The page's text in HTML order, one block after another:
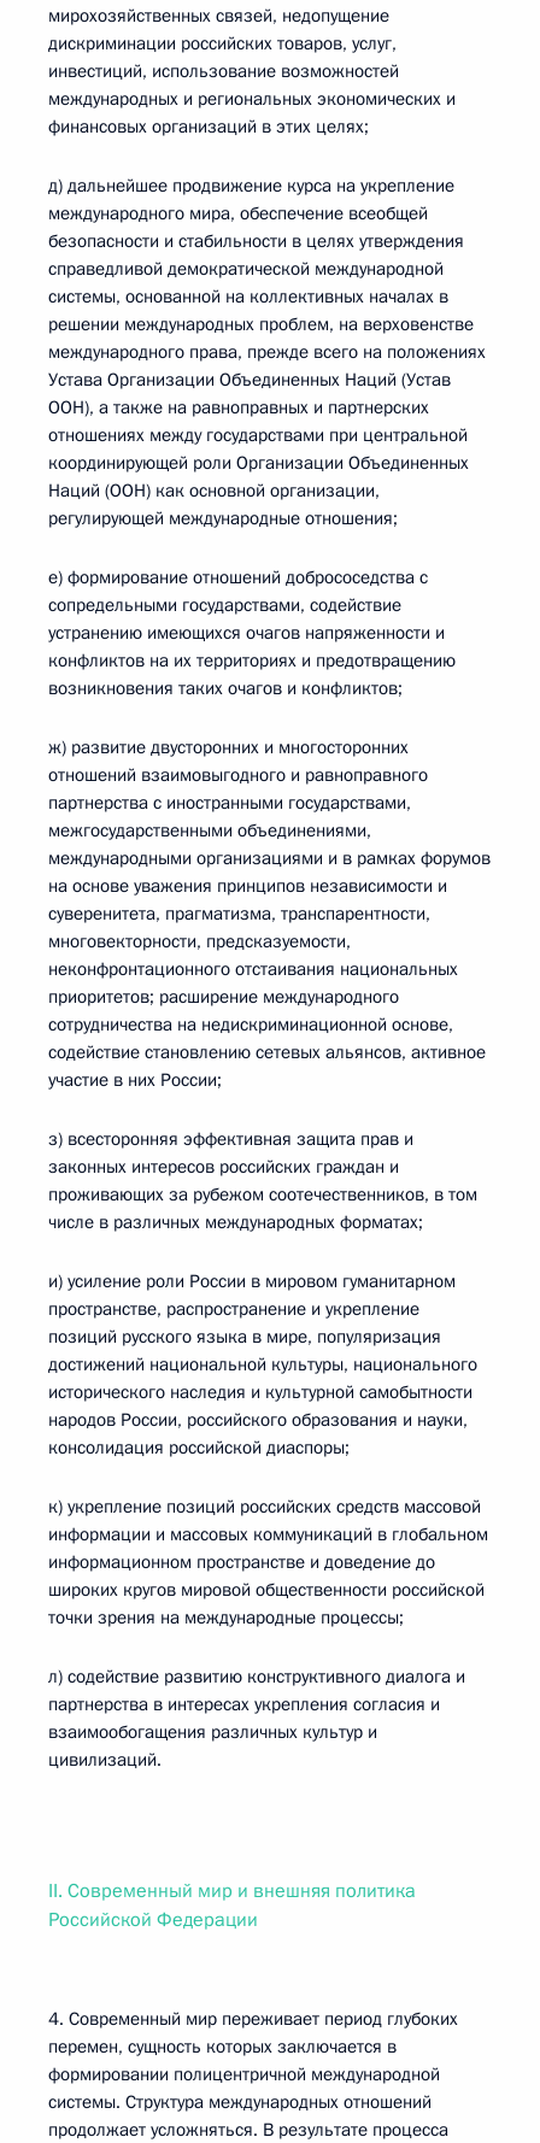
мирохозяйственных связей, недопущение
дискриминации российских товаров, услуг,
инвестиций, использование возможностей
международных и региональных экономических и
финансовых организаций в этих целях;
д) дальнейшее продвижение курса на укрепление
международного мира, обеспечение всеобщей
безопасности и стабильности в целях утверждения
справедливой демократической международной
системы, основанной на коллективных началах в
решении международных проблем, на верховенстве
международного права, прежде всего на положениях
Устава Организации Объединенных Наций (Устав
ООН), а также на равноправных и партнерских
отношениях между государствами при центральной
координирующей роли Организации Объединенных
Наций (ООН) как основной организации,
регулирующей международные отношения;
е) формирование отношений добрососедства с
сопредельными государствами, содействие
устранению имеющихся очагов напряженности и
конфликтов на их территориях и предотвращению
возникновения таких очагов и конфликтов;
ж) развитие двусторонних и многосторонних
отношений взаимовыгодного и равноправного
партнерства с иностранными государствами,
межгосударственными объединениями,
международными организациями и в рамках форумов
на основе уважения принципов независимости и
суверенитета, прагматизма, транспарентности,
многовекторности, предсказуемости,
неконфронтационного отстаивания национальных
приоритетов; расширение международного
сотрудничества на недискриминационной основе,
содействие становлению сетевых альянсов, активное
участие в них России;
з) всесторонняя эффективная защита прав и
законных интересов российских граждан и
проживающих за рубежом соотечественников, в том
числе в различных международных форматах;
и) усиление роли России в мировом гуманитарном
пространстве, распространение и укрепление
позиций русского языка в мире, популяризация
достижений национальной культуры, национального
исторического наследия и культурной самобытности
народов России, российского образования и науки,
консолидация российской диаспоры;
к) укрепление позиций российских средств массовой
информации и массовых коммуникаций в глобальном
информационном пространстве и доведение до
широких кругов мировой общественности российской
точки зрения на международные процессы;
л) содействие развитию конструктивного диалога и
партнерства в интересах укрепления согласия и
взаимообогащения различных культур и
цивилизаций.
II. Современный мир и внешняя политика
Российской Федерации
4. Современный мир переживает период глубоких
перемен, сущность которых заключается в
формировании полицентричной международной
системы. Структура международных отношений
продолжает усложняться. В результате процесса